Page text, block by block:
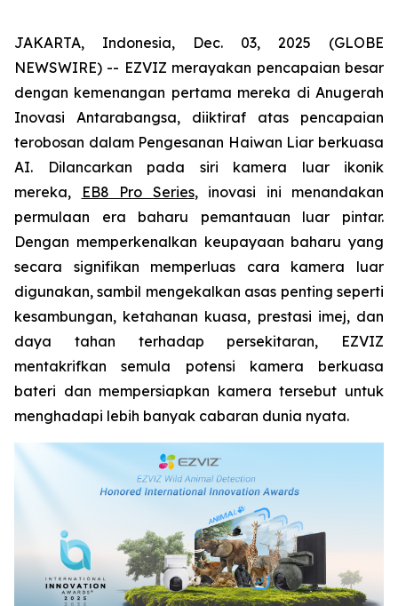
JAKARTA, Indonesia, Dec. 03, 2025 (GLOBE
NEWSWIRE) -- EZVIZ merayakan pencapaian besar
dengan kemenangan pertama mereka di Anugerah
Inovasi Antarabangsa, diiktiraf atas pencapaian
terobosan dalam Pengesanan Haiwan Liar berkuasa
AI. Dilancarkan pada siri kamera luar ikonik
mereka,
EB8 Pro Series, inovasi ini menandakan
permulaan era baharu pemantauan luar pintar.
Dengan memperkenalkan keupayaan baharu yang
secara signifikan memperluas cara kamera luar
digunakan, sambil mengekalkan asas penting seperti
kesambungan, ketahanan kuasa, prestasi imej, dan
daya tahan terhadap persekitaran, EZVIZ
mentakrifkan semula potensi kamera berkuasa
bateri dan mempersiapkan kamera tersebut untuk
menghadapi lebih banyak cabaran dunia nyata.